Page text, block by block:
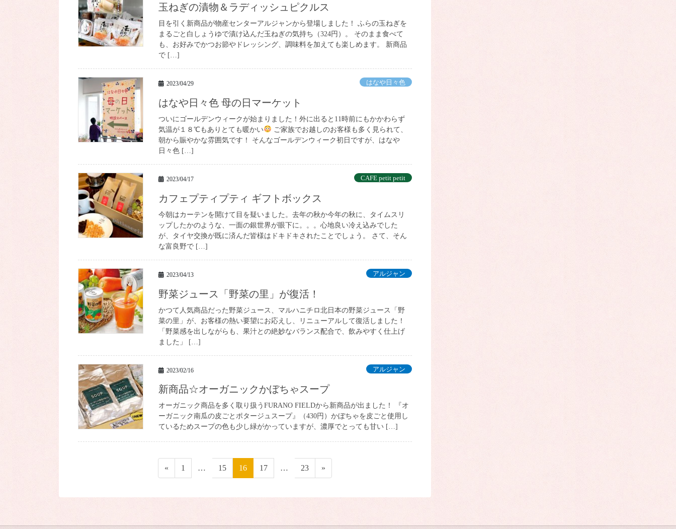
玉ねぎの漬物＆ラディッシュピクルス
目を引く新商品が物産センターアルジャンから登場しました！ ふらの玉ねぎを
まるごと白しょうゆで漬け込んだ玉ねぎの気持ち（324円）。 そのまま食べて
も、お好みでかつお節やドレッシング、調味料を加えても楽しめます。 新商品
で […]
2023/04/29 はなや日々色
はなや日々色 母の日マーケット
ついにゴールデンウィークが始まりました！外に出ると11時前にもかかわらず
気温が１８℃もありとても暖かい
ご家族でお越しのお客様も多く見られて、
朝から賑やかな雰囲気です！ そんなゴールデンウィーク初日ですが、はなや
日々色 […]
2023/04/17 CAFE petit petit
カフェプティプティ ギフトボックス
今朝はカーテンを開けて目を疑いました。去年の秋か今年の秋に、タイムスリ
ップしたかのような、一面の銀世界が眼下に。。。心地良い冷え込みでした
が、タイヤ交換が既に済んだ皆様はドキドキされたことでしょう。 さて、そん
な富良野で […]
2023/04/13 アルジャン
野菜ジュース「野菜の里」が復活！
かつて人気商品だった野菜ジュース、マルハニチロ北日本の野菜ジュース「野
菜の里」が、お客様の熱い要望にお応えし、リニューアルして復活しました！
「野菜感を出しながらも、果汁との絶妙なバランス配合で、飲みやすく仕上げ
ました」 […]
2023/02/16 アルジャン
新商品☆オーガニックかぼちゃスープ
オーガニック商品を多く取り扱うFURANO FIELDから新商品が出ました！ 『オ
ーガニック南瓜の皮ごとポタージュスープ』（430円）かぼちゃを皮ごと使用し
ているためスープの色も少し緑がかっていますが、濃厚でとっても甘い […]
の
«
ペ
ー
1 …
ペ
ー
15
ペ
ー
16
ペ
ー
17 …
ペ
ー
23 »